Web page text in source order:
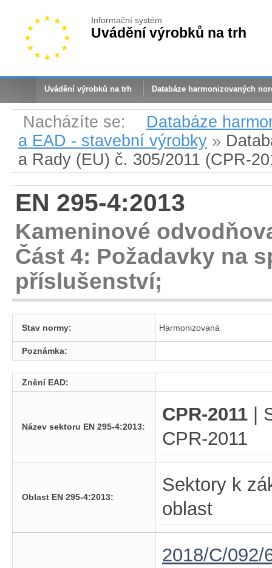
Informační systém
Uvádění výrobků na trh
Uvádění výrobků na trh Databáze harmonizovaných
Nacházíte se:
Databáze
a EAD - stavební výrobky »
a Rady (EU) č. 305/2011 (CPR-
EN 295-4:2013
Kameninové
Část 4: Požadavky na
příslušenství;
Stav normy: Harmonizovaná
Poznámka:
Znění EAD:
Název sektoru EN 295-4:2013:
CPR-2011 |
CPR-2011
Oblast EN 295-4:2013:
Sektory k
oblast
2018/C/092/